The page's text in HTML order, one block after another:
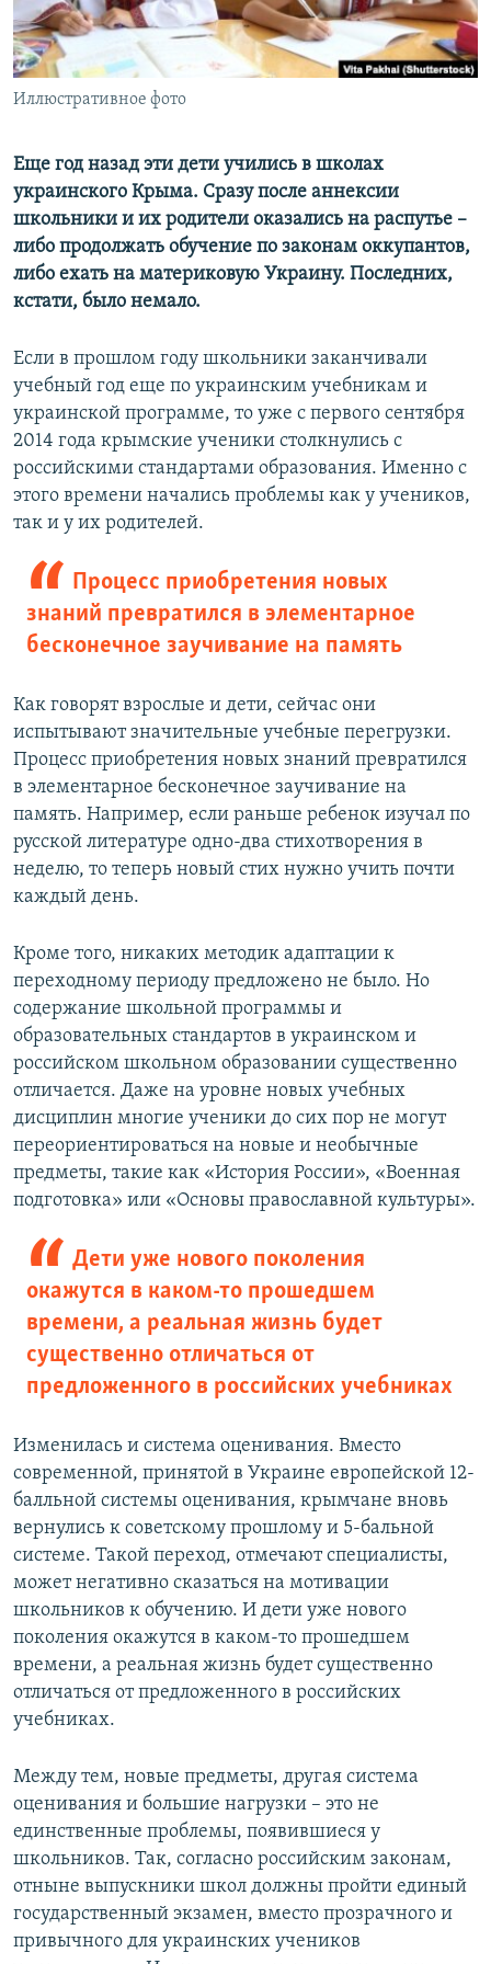
ПОБЕДИТЕЛЕЙ НЕ СУДЯТ?
КРЫМ.НЕПОКОРЕННЫЙ
ELIFBE
ПРИСОЕДИНЯЙТЕСЬ!
Все сайты RFE/RL
Иллюстративное фото
Еще год назад эти дети учились в школах
украинского Крыма. Сразу после аннексии
школьники и их родители оказались на распутье –
либо продолжать обучение по законам оккупантов,
либо ехать на материковую Украину. Последних,
кстати, было немало.
Если в прошлом году школьники заканчивали
учебный год еще по украинским учебникам и
украинской программе, то уже с первого сентября
2014 года крымские ученики столкнулись с
российскими стандартами образования. Именно с
этого времени начались проблемы как у учеников,
так и у их родителей.
Процесс приобретения новых
знаний превратился в элементарное
бесконечное заучивание на память
Как говорят взрослые и дети, сейчас они
испытывают значительные учебные перегрузки.
Процесс приобретения новых знаний превратился
в элементарное бесконечное заучивание на
память. Например, если раньше ребенок изучал по
русской литературе одно-два стихотворения в
неделю, то теперь новый стих нужно учить почти
каждый день.
Кроме того, никаких методик адаптации к
переходному периоду предложено не было. Но
содержание школьной программы и
образовательных стандартов в украинском и
российском школьном образовании существенно
отличается. Даже на уровне новых учебных
дисциплин многие ученики до сих пор не могут
переориентироваться на новые и необычные
предметы, такие как «История России», «Военная
подготовка» или «Основы православной культуры».
Дети уже нового поколения
окажутся в каком-то прошедшем
времени, а реальная жизнь будет
существенно отличаться от
предложенного в российских учебниках
Изменилась и система оценивания. Вместо
современной, принятой в Украине европейской 12-
балльной системы оценивания, крымчане вновь
вернулись к советскому прошлому и 5-бальной
системе. Такой переход, отмечают специалисты,
может негативно сказаться на мотивации
школьников к обучению. И дети уже нового
поколения окажутся в каком-то прошедшем
времени, а реальная жизнь будет существенно
отличаться от предложенного в российских
учебниках.
Между тем, новые предметы, другая система
оценивания и большие нагрузки – это не
единственные проблемы, появившиеся у
школьников. Так, согласно российским законам,
отныне выпускники школ должны пройти единый
государственный экзамен, вместо прозрачного и
привычного для украинских учеников